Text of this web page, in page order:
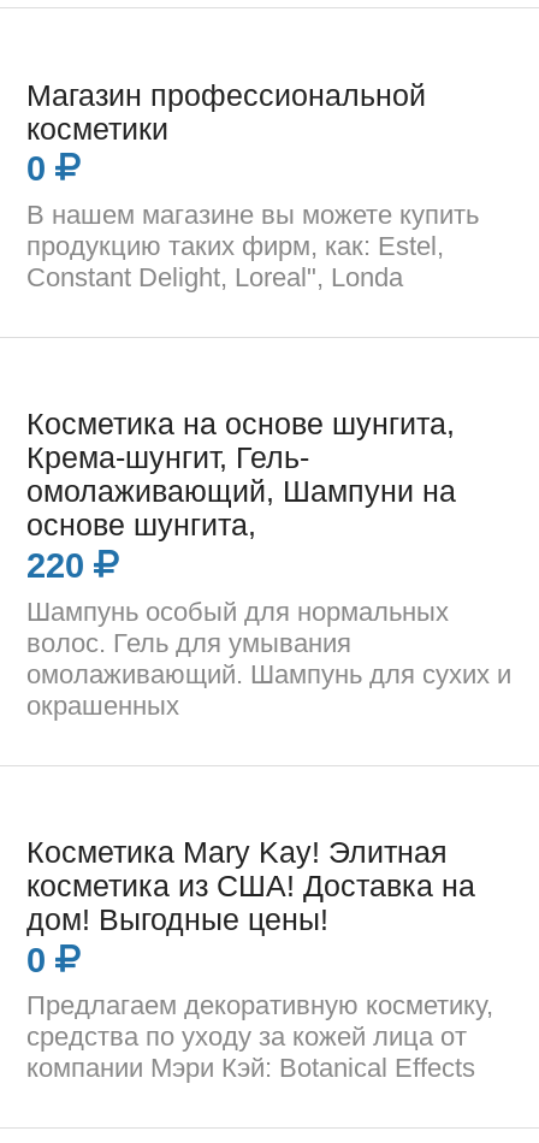
Магазин профессиональной
косметики
0
В нашем магазине вы можете купить
продукцию таких фирм, как: Estel,
Constant Delight, Loreal", Londa
Косметика на основе шунгита,
Крема-шунгит, Гель-
омолаживающий, Шампуни на
основе шунгита,
220
Шампунь особый для нормальных
волос. Гель для умывания
омолаживающий. Шампунь для сухих и
окрашенных
Косметика Mary Kay! Элитная
косметика из США! Доставка на
дом! Выгодные цены!
0
Предлагаем декоративную косметику,
средства по уходу за кожей лица от
компании Мэри Кэй: Botanical Effects